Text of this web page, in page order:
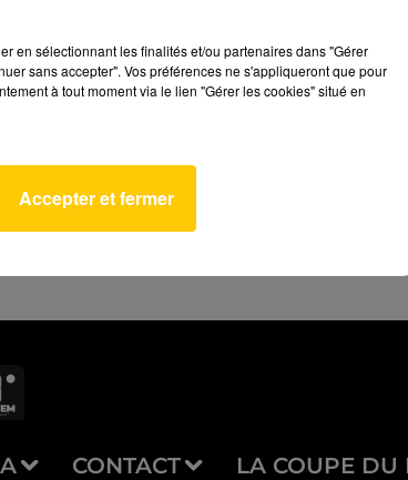
CONTACT LA COUPE DU
en sélectionnant les finalités et/ou partenaires dans "Gérer
sans accepter". Vos préférences ne s'appliqueront que pour
à tout moment via le lien "Gérer les cookies" situé en
Accepter et fermer